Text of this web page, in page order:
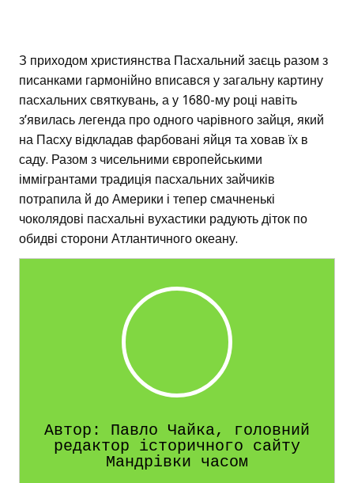
З приходом християнства Пасхальний заєць разом з
писанками гармонійно вписався у загальну картину
пасхальних святкувань, а у 1680-му році навіть
з’явилась легенда про одного чарівного зайця, який
на Пасху відкладав фарбовані яйця та ховав їх в
саду. Разом з чисельними європейськими
іммігрантами традиція пасхальних зайчиків
потрапила й до Америки і тепер смачненькі
чоколядові пасхальні вухастики радують діток по
обидві сторони Атлантичного океану.
Автор: Павло Чайка, головний
редактор історичного сайту
Мандрівки часом